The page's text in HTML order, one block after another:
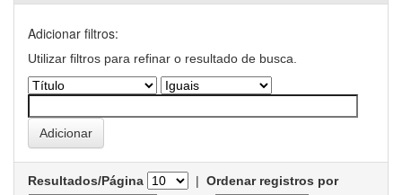
Adicionar filtros:
Utilizar filtros para refinar o resultado de busca.
Resultados/Página | Ordenar registros por